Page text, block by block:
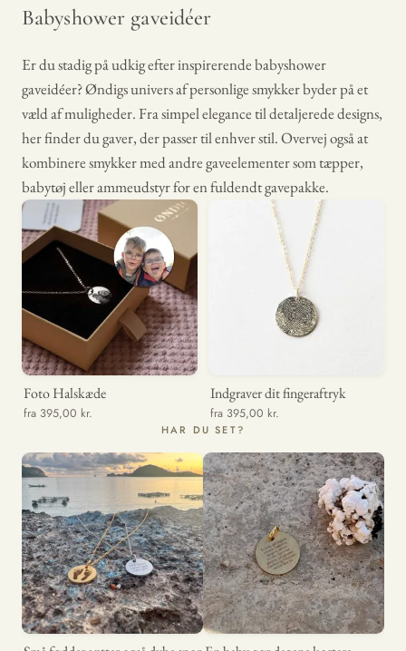
Babyshower gaveidéer
Er du stadig på udkig efter inspirerende babyshower
gaveidéer? Øndigs univers af personlige smykker byder på et
væld af muligheder. Fra simpel elegance til detaljerede designs,
her finder du gaver, der passer til enhver stil. Overvej også at
kombinere smykker med andre gaveelementer som tæpper,
babytøj eller ammeudstyr for en fuldendt gavepakke.
Foto Halskæde
fra 395,00 kr.
Indgraver dit fingeraftryk
fra 395,00 kr.
HAR DU SET?